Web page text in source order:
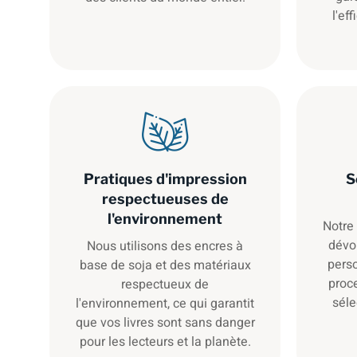
Pratiques d'impression
respectueuses de
l'environnement
Nous utilisons des encres à
base de soja et des matériaux
respectueux de
l'environnement, ce qui garantit
que vos livres sont sans danger
pour les lecteurs et la planète.